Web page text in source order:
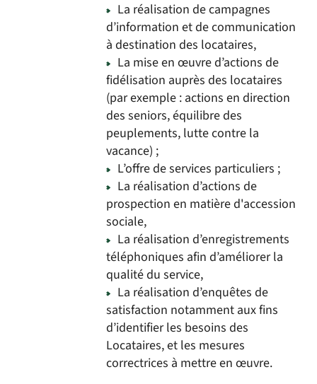
La réalisation de campagnes
d’information et de communication
à destination des locataires,
La mise en œuvre d’actions de
fidélisation auprès des locataires
(par exemple : actions en direction
des seniors, équilibre des
peuplements, lutte contre la
vacance) ;
L’offre de services particuliers ;
La réalisation d’actions de
prospection en matière d'accession
sociale,
La réalisation d’enregistrements
téléphoniques afin d’améliorer la
qualité du service,
La réalisation d’enquêtes de
satisfaction notamment aux fins
d’identifier les besoins des
Locataires, et les mesures
correctrices à mettre en œuvre.